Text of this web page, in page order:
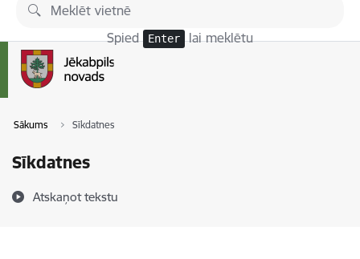
Pāriet uz lapas saturu
Spied Enter lai meklētu
Sākums Sīkdatnes
Sīkdatnes
Atskaņot tekstu